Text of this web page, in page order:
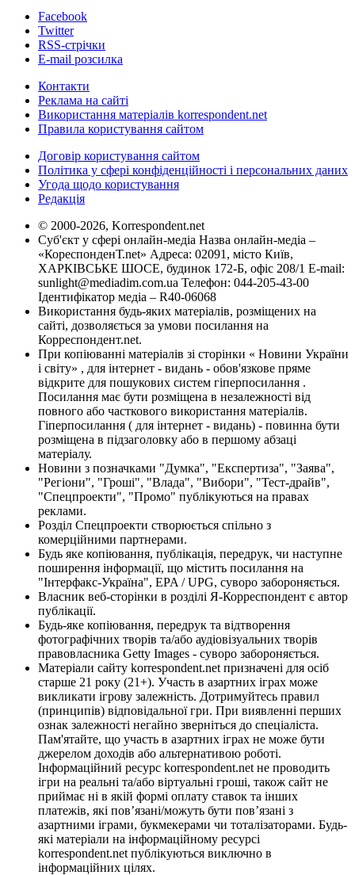
Facebook
Twitter
RSS-стрічки
E-mail розсилка
Контакти
Реклама на сайті
Використання матеріалів korrespondent.net
Правила користування сайтом
Договір користування сайтом
Політика у сфері конфіденційності і персональних даних
Угода щодо користування
Редакція
© 2000-2026, Korrespondent.net
Суб'єкт у сфері онлайн-медіа Назва онлайн-медіа –
«КореспонденТ.net» Адреса: 02091, місто Київ,
ХАРКІВСЬКЕ ШОСЕ, будинок 172-Б, офіс 208/1 E-mail:
sunlight@mediadim.com.ua Телефон: 044-205-43-00
Ідентифікатор медіа – R40-06068
Використання будь-яких матеріалів, розміщених на
сайті, дозволяється за умови посилання на
Корреспондент.net.
При копіюванні матеріалів зі сторінки « Новини України
і світу» , для інтернет - видань - обов'язкове пряме
відкрите для пошукових систем гіперпосилання .
Посилання має бути розміщена в незалежності від
повного або часткового використання матеріалів.
Гіперпосилання ( для інтернет - видань) - повинна бути
розміщена в підзаголовку або в першому абзаці
матеріалу.
Новини з позначками "Думка", "Експертиза", "Заява",
"Регіони", "Гроші", "Влада", "Вибори", "Тест-драйв",
"Спецпроекти", "Промо" публікуються на правах
реклами.
Розділ Спецпроекти створюється спільно з
комерційними партнерами.
Будь яке копіювання, публікація, передрук, чи наступне
поширення інформації, що містить посилання на
"Інтерфакс-Україна", EPA / UPG, суворо забороняється.
Власник веб-сторінки в розділі Я-Корреспондент є автор
публікації.
Будь-яке копіювання, передрук та відтворення
фотографічних творів та/або аудіовізуальних творів
правовласника Getty Images - суворо забороняється.
Матеріали сайту korrespondent.net призначені для осіб
старше 21 року (21+). Участь в азартних іграх може
викликати ігрову залежність. Дотримуйтесь правил
(принципів) відповідальної гри. При виявленні перших
ознак залежності негайно зверніться до спеціаліста.
Пам'ятайте, що участь в азартних іграх не може бути
джерелом доходів або альтернативою роботі.
Інформаційний ресурс korrespondent.net не проводить
ігри на реальні та/або віртуальні гроші, також сайт не
приймає ні в якій формі оплату ставок та інших
платежів, які пов’язані/можуть бути пов’язані з
азартними іграми, букмекерами чи тоталізаторами. Будь-
які матеріали на інформаційному ресурсі
korrespondent.net публікуються виключно в
інформаційних цілях.